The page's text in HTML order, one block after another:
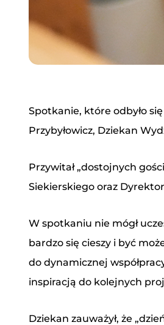
Spotkanie, które odbyło
Przybyłowicz, Dziekan
Przywitał „dostojnych
Siekierskiego oraz
W spotkaniu nie mógł
bardzo się cieszy i być
do dynamicznej
inspiracją do kolejnych
Dziekan zauważył, że
Imię i